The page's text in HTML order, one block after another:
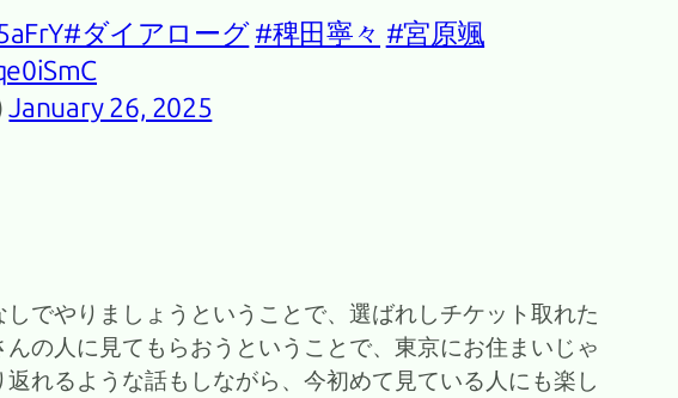
#ダイアローグ #稗田寧々 #宮原颯
January 26, 2025
でやりましょうということで、選ばれしチケット取れた
の人に見てもらおうということで、東京にお住まいじゃ
れるような話もしながら、今初めて見ている人にも楽し